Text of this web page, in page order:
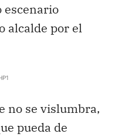
alcalde por el
no se vislumbra,
pueda de